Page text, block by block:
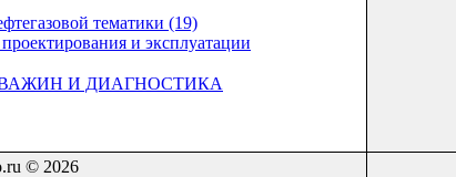
тематики (19)
и эксплуатации
И ДИАГНОСТИКА
© 2026